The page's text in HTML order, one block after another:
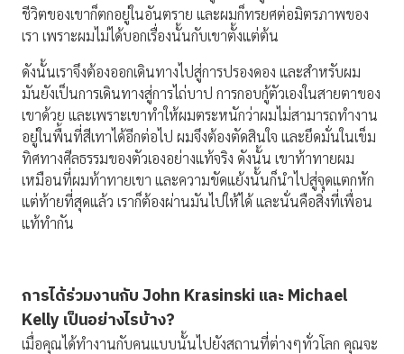
ชีวิตของเขาก็ตกอยู่ในอันตราย และผมก็ทรยศต่อมิตรภาพของ
เรา เพราะผมไม่ได้บอกเรื่องนั้นกับเขาตั้งแต่ต้น
ดังนั้นเราจึงต้องออกเดินทางไปสู่การปรองดอง และสำหรับผม
มันยังเป็นการเดินทางสู่การไถ่บาป การกอบกู้ตัวเองในสายตาของ
เขาด้วย และเพราะเขาทำให้ผมตระหนักว่าผมไม่สามารถทำงาน
อยู่ในพื้นที่สีเทาได้อีกต่อไป ผมจึงต้องตัดสินใจ และยึดมั่นในเข็ม
ทิศทางศีลธรรมของตัวเองอย่างแท้จริง ดังนั้น เขาท้าทายผม
เหมือนที่ผมท้าทายเขา และความขัดแย้งนั้นก็นำไปสู่จุดแตกหัก
แต่ท้ายที่สุดแล้ว เราก็ต้องผ่านมันไปให้ได้ และนั่นคือสิ่งที่เพื่อน
แท้ทำกัน
การได้ร่วมงานกับJohn Krasinski และ Michael
Kelly เป็นอย่างไรบ้าง?
เมื่อคุณได้ทำงานกับคนแบบนั้นไปยังสถานที่ต่างๆทั่วโลก คุณจะ